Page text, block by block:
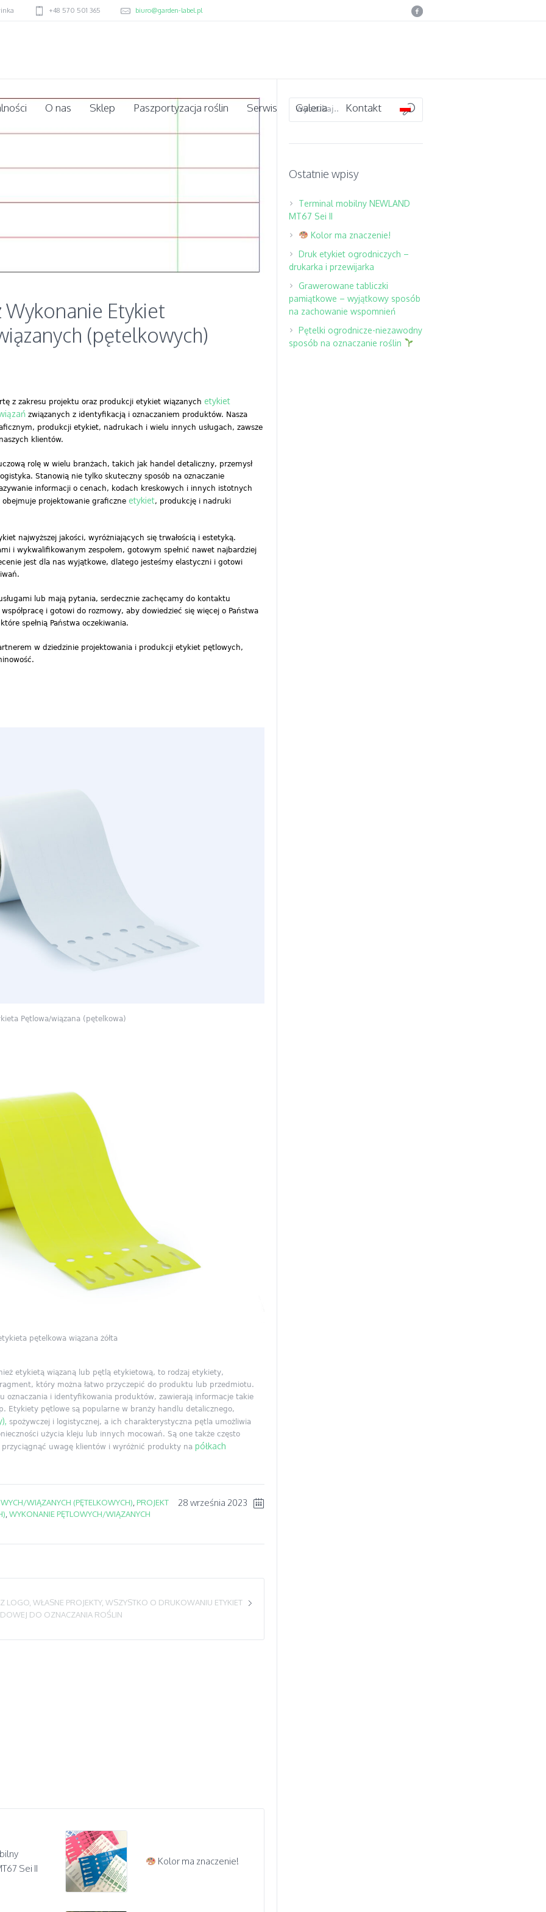
+48 570 501 365 biuro@garden-label.pl
O nas Sklep Paszportyzacja roślin Serwis Galeria Kontakt
Wykonanie Etykiet
(pętelkowych)
z zakresu projektu oraz produkcji etykiet wiązanych etykiet
związanych z identyfikacją i oznaczaniem produktów. Nasza
produkcji etykiet, nadrukach i wielu innych usługach, zawsze
klientów.
rolę w wielu branżach, takich jak handel detaliczny, przemysł
Stanowią nie tylko skuteczny sposób na oznaczanie
informacji o cenach, kodach kreskowych i innych istotnych
obejmuje projektowanie graficzne etykiet, produkcję i nadruki
najwyższej jakości, wyróżniających się trwałością i estetyką.
i wykwalifikowanym zespołem, gotowym spełnić nawet najbardziej
jest dla nas wyjątkowe, dlatego jesteśmy elastyczni i gotowi
lub mają pytania, serdecznie zachęcamy do kontaktu
i gotowi do rozmowy, aby dowiedzieć się więcej o Państwa
spełnią Państwa oczekiwania.
w dziedzinie projektowania i produkcji etykiet pętlowych,
Pętlowa/wiązana (pętelkowa)
pętelkowa wiązana żółta
etykietą wiązaną lub pętlą etykietową, to rodzaj etykiety,
który można łatwo przyczepić do produktu lub przedmiotu.
oznaczania i identyfikowania produktów, zawierają informacje takie
Etykiety pętlowe są popularne w branży handlu detalicznego,
spożywczej i logistycznej, a ich charakterystyczna pętla umożliwia
użycia kleju lub innych mocowań. Są one także często
uwagę klientów i wyróżnić produkty na półkach
28 września 2023
WIĄZANYCH (PĘTELKOWYCH) PROJEKT
WYKONANIE PĘTLOWYCH/WIĄZANYCH
LOGO, WŁASNE PROJEKTY, WSZYSTKO O DRUKOWANIU ETYKIET
DO OZNACZANIA ROŚLIN
Sei II
Kolor ma znaczenie!
Ostatnie wpisy
Terminal mobilny NEWLAND
MT67 Sei II
Kolor ma znaczenie!
Druk etykiet ogrodniczych –
drukarka i przewijarka
Grawerowane tabliczki
pamiątkowe – wyjątkowy sposób
na zachowanie wspomnień
Pętelki ogrodnicze-niezawodny
sposób na oznaczanie roślin